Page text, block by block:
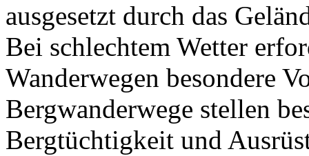
ausgesetzt durch das
Bei schlechtem Wetter
Wanderwegen besondere
Bergwanderwege stellen
Bergtüchtigkeit und